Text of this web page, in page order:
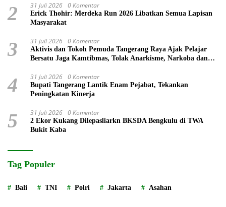
2 31 Juli 2026 0 Komentar
Erick Thohir: Merdeka Run 2026 Libatkan Semua Lapisan
Masyarakat
3 31 Juli 2026 0 Komentar
Aktivis dan Tokoh Pemuda Tangerang Raya Ajak Pelajar
Bersatu Jaga Kamtibmas, Tolak Anarkisme, Narkoba dan
4 31 Juli 2026 0 Komentar
Bupati Tangerang Lantik Enam Pejabat, Tekankan
Peningkatan Kinerja
5 31 Juli 2026 0 Komentar
2 Ekor Kukang Dilepasliarkn BKSDA Bengkulu di TWA
Bukit Kaba
Tag Populer
Bali TNI Polri Jakarta Asahan